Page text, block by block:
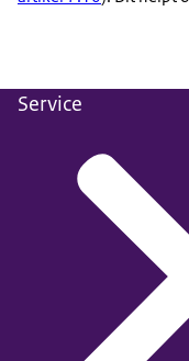
Service